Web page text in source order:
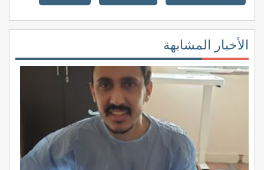
الأخبار المشابهة